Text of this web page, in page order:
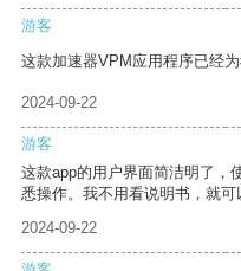
游客
这款加速器VPM应用程序已经
2024-09-22
游客
这款app的用户界面简洁明了，
悉操作。我不用看说明书，就可
2024-09-22